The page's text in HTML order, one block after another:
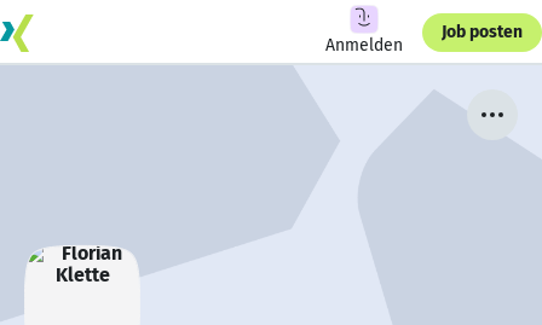
Anmelden
Job posten